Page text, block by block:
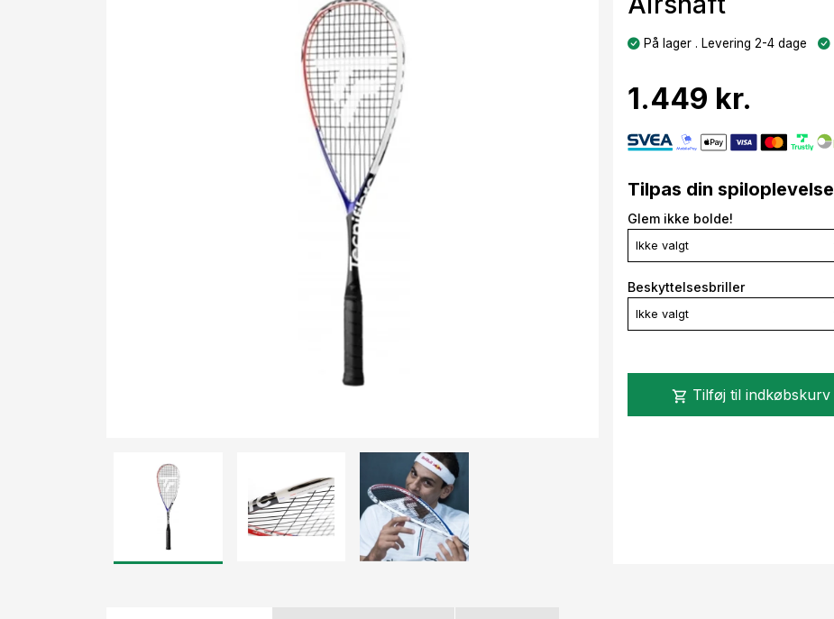
På lager . Levering 2-4 dage
1.449 kr.
Tilpas din spiloplevelse
Glem ikke bolde!
Ikke valgt
Beskyttelsesbriller
Ikke valgt
shopping_cart Tilføj til indkøbskurv